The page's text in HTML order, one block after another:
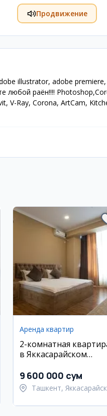
Продвижение
illustrator, adobe
раён!!!!
V-Ray, Corona, ArtCam,
Аренда квартир
2-комнатная
в Яккасарайском
9 600 000 сум
Ташкент,